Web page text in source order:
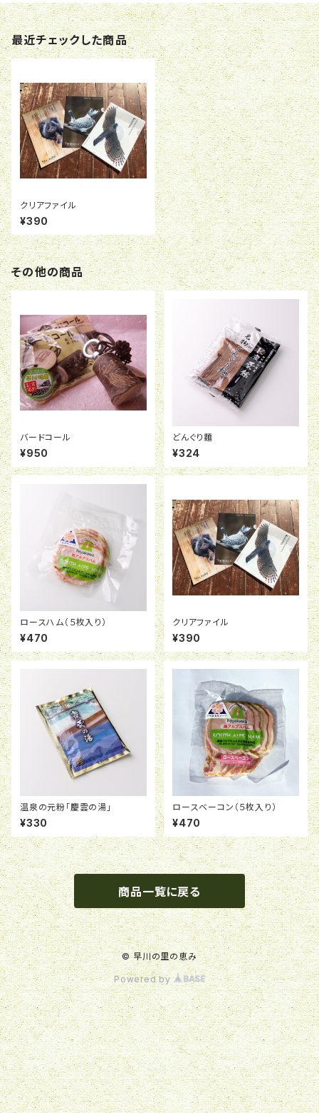
最近チェックした商品
クリアファイル
¥390
その他の商品
バードコール
¥950
どんぐり麵
¥324
ロースハム（５枚入り）
¥470
クリアファイル
¥390
温泉の元粉「慶雲の湯」
¥330
ロースベーコン（５枚入り）
¥470
商品一覧に戻る
© 早川の里の恵み
Powered by